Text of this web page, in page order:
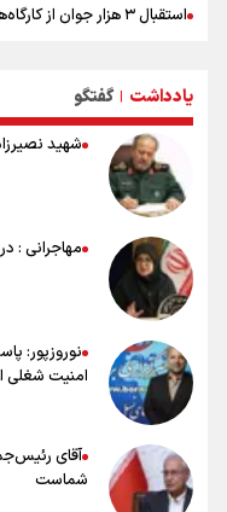
استقبال ۳ هزار جوان از کارگاه‌های مهارت‌آموزی در ۲۵۰ شهرستان کشور
آمریکاست و ارتباطی به
علت نامگذاری ۱۷ مرداد به عنوان روز خبرنگار چیست؟
ورود مواد آلاینده به
دست رفتن باروری خاک
مروری بر زندگینامه خبرنگار
۱۷ مرداد؛ روز خبرنگار
خانواده شهید لاریجانی: از
کنید
یادداشت | گفتگو
شهید
مهاجرانی : در
نوروزپور:
امنیت
آقای
شماست